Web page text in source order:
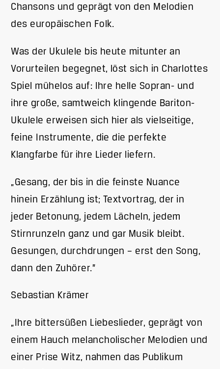
Chansons und geprägt von den Melodien
des europäischen Folk.
Was der Ukulele bis heute mitunter an
Vorurteilen begegnet, löst sich in Charlottes
Spiel mühelos auf: Ihre helle Sopran- und
ihre große, samtweich klingende Bariton-
Ukulele erweisen sich hier als vielseitige,
feine Instrumente, die die perfekte
Klangfarbe für ihre Lieder liefern.
„Gesang, der bis in die feinste Nuance
hinein Erzählung ist; Textvortrag, der in
jeder Betonung, jedem Lächeln, jedem
Stirnrunzeln ganz und gar Musik bleibt.
Gesungen, durchdrungen – erst den Song,
dann den Zuhörer.”
Sebastian Krämer
„Ihre bittersüßen Liebeslieder, geprägt von
einem Hauch melancholischer Melodien und
einer Prise Witz, nahmen das Publikum